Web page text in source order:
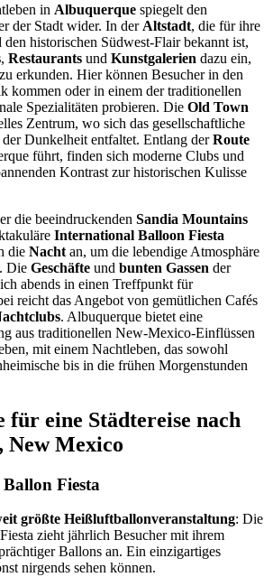
in Albuquerque spiegelt den
der Stadt wider. In der Altstadt, die für ihre
den historischen Südwest-Flair bekannt ist,
, Restaurants und Kunstgalerien dazu ein,
erkunden. Hier können Besucher in den
kommen oder in einem der traditionellen
Spezialitäten probieren. Die Old Town
Zentrum, wo sich das gesellschaftliche
Dunkelheit entfaltet. Entlang derRoute
führt, finden sich moderne Clubs und
Kontrast zur historischen Kulisse
die beeindruckenden Sandia Mountains
International Balloon Fiesta
die Nacht an, um die lebendige Atmosphäre
Die Geschäfte und bunten Gassen der
abends in einen Treffpunkt für
reicht das Angebot von gemütlichen Cafés
. Albuquerque bietet eine
aus traditionellen New-Mexico-Einflüssen
mit einem Nachtleben, das sowohl
bis in die frühen Morgenstunden
für eine Städtereise nach
New Mexico
Fiesta
größte Heißluftballonveranstaltung: Die
zieht jährlich Besucher mit ihrem
Ballons an. Ein einzigartiges
nirgends sehen können.